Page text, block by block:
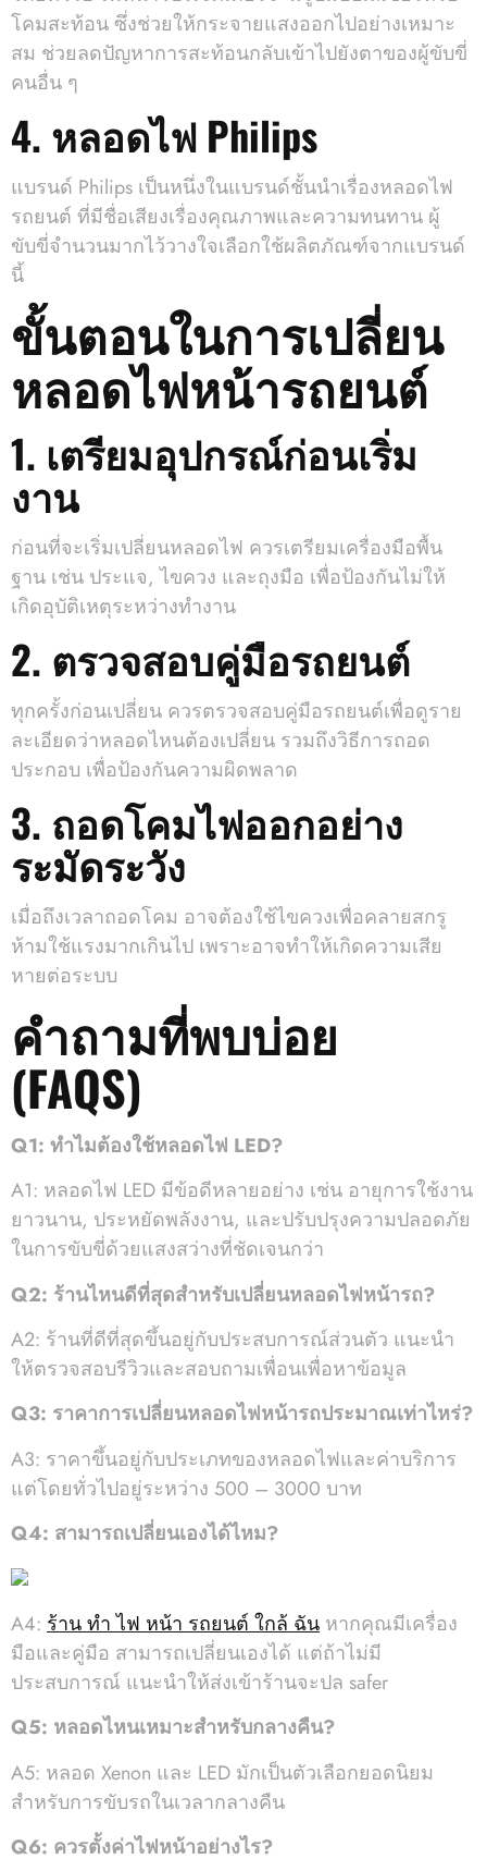
โคมสะท้อน ซึ่งช่วยให้กระจายแสงออกไปอย่างเหมาะ
สม ช่วยลดปัญหาการสะท้อนกลับเข้าไปยังตาของผู้ขับขี่
คนอื่น ๆ
4. หลอดไฟ Philips
แบรนด์ Philips เป็นหนึ่งในแบรนด์ชั้นนำเรื่องหลอดไฟ
รถยนต์ ที่มีชื่อเสียงเรื่องคุณภาพและความทนทาน ผู้
ขับขี่จำนวนมากไว้วางใจเลือกใช้ผลิตภัณฑ์จากแบรนด์
นี้
ขั้นตอนในการเปลี่ยน
หลอดไฟหน้ารถยนต์
1. เตรียมอุปกรณ์ก่อนเริ่ม
งาน
ก่อนที่จะเริ่มเปลี่ยนหลอดไฟ ควรเตรียมเครื่องมือพื้น
ฐาน เช่น ประแจ, ไขควง และถุงมือ เพื่อป้องกันไม่ให้
เกิดอุบัติเหตุระหว่างทำงาน
2. ตรวจสอบคู่มือรถยนต์
ทุกครั้งก่อนเปลี่ยน ควรตรวจสอบคู่มือรถยนต์เพื่อดูราย
ละเอียดว่าหลอดไหนต้องเปลี่ยน รวมถึงวิธีการถอด
ประกอบ เพื่อป้องกันความผิดพลาด
3. ถอดโคมไฟออกอย่าง
ระมัดระวัง
เมื่อถึงเวลาถอดโคม อาจต้องใช้ไขควงเพื่อคลายสกรู
ห้ามใช้แรงมากเกินไป เพราะอาจทำให้เกิดความเสีย
หายต่อระบบ
คำถามที่พบบ่อย
(FAQS)
Q1: ทำไมต้องใช้หลอดไฟ LED?
A1: หลอดไฟ LED มีข้อดีหลายอย่าง เช่น อายุการใช้งาน
ยาวนาน, ประหยัดพลังงาน, และปรับปรุงความปลอดภัย
ในการขับขี่ด้วยแสงสว่างที่ชัดเจนกว่า
Q2: ร้านไหนดีที่สุดสำหรับเปลี่ยนหลอดไฟหน้ารถ?
A2: ร้านที่ดีที่สุดขึ้นอยู่กับประสบการณ์ส่วนตัว แนะนำ
ให้ตรวจสอบรีวิวและสอบถามเพื่อนเพื่อหาข้อมูล
Q3: ราคาการเปลี่ยนหลอดไฟหน้ารถประมาณเท่าไหร่?
A3: ราคาขึ้นอยู่กับประเภทของหลอดไฟและค่าบริการ
แต่โดยทั่วไปอยู่ระหว่าง 500 – 3000 บาท
Q4: สามารถเปลี่ยนเองได้ไหม?
A4: ร้าน ทํา ไฟ หน้า รถยนต์ ใกล้ ฉัน หากคุณมีเครื่อง
มือและคู่มือ สามารถเปลี่ยนเองได้ แต่ถ้าไม่มี
ประสบการณ์ แนะนำให้ส่งเข้าร้านจะปล safer
Q5: หลอดไหนเหมาะสำหรับกลางคืน?
A5: หลอด Xenon และ LED มักเป็นตัวเลือกยอดนิยม
สำหรับการขับรถในเวลากลางคืน
Q6: ควรตั้งค่าไฟหน้าอย่างไร?